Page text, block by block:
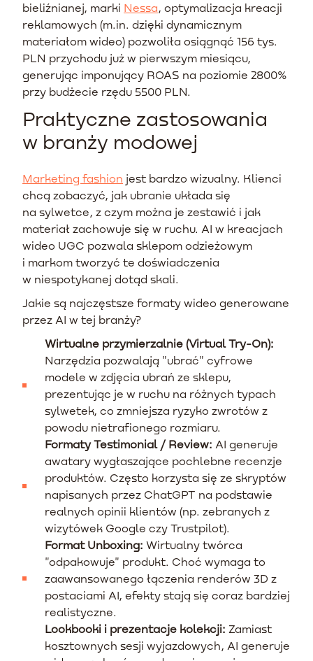
bieliźnianej, marki Nessa, optymalizacja kreacji
reklamowych (m.in. dzięki dynamicznym
materiałom wideo) pozwoliła osiągnąć 156 tys.
PLN przychodu już w pierwszym miesiącu,
generując imponujący ROAS na poziomie 2800%
przy budżecie rzędu 5500 PLN.
Praktyczne zastosowania
w branży modowej
Marketing fashion jest bardzo wizualny. Klienci
chcą zobaczyć, jak ubranie układa się
na sylwetce, z czym można je zestawić i jak
materiał zachowuje się w ruchu. AI w kreacjach
wideo UGC pozwala sklepom odzieżowym
i markom tworzyć te doświadczenia
w niespotykanej dotąd skali.
Jakie są najczęstsze formaty wideo generowane
przez AI w tej branży?
Wirtualne przymierzalnie (Virtual Try-On):
Narzędzia pozwalają "ubrać" cyfrowe
modele w zdjęcia ubrań ze sklepu,
prezentując je w ruchu na różnych typach
sylwetek, co zmniejsza ryzyko zwrotów z
powodu nietrafionego rozmiaru.
Formaty Testimonial / Review: AI generuje
awatary wygłaszające pochlebne recenzje
produktów. Często korzysta się ze skryptów
napisanych przez ChatGPT na podstawie
realnych opinii klientów (np. zebranych z
wizytówek Google czy Trustpilot).
Format Unboxing: Wirtualny twórca
"odpakowuje" produkt. Choć wymaga to
zaawansowanego łączenia renderów 3D z
postaciami AI, efekty stają się coraz bardziej
realistyczne.
Lookbooki i prezentacje kolekcji: Zamiast
kosztownych sesji wyjazdowych, AI generuje